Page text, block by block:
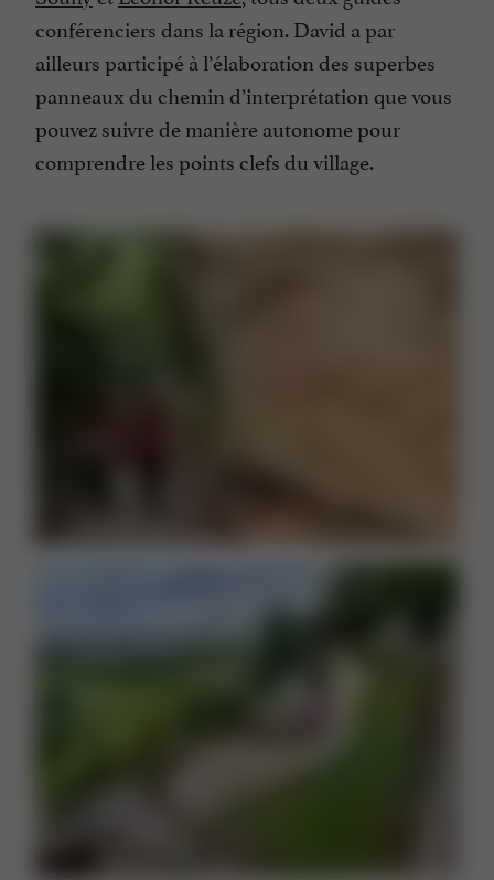
conférenciers dans la région. David a par
ailleurs participé à l’élaboration des superbes
panneaux du chemin d’interprétation que vous
pouvez suivre de manière autonome pour
comprendre les points clefs du village.